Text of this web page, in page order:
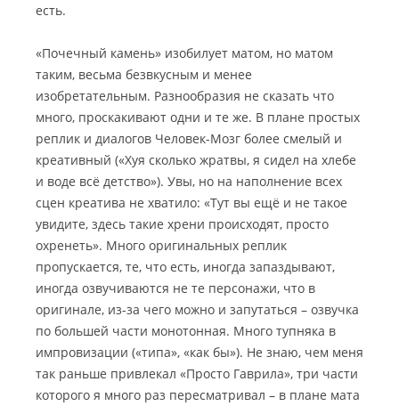
есть.
«Почечный камень» изобилует матом, но матом
таким, весьма безвкусным и менее
изобретательным. Разнообразия не сказать что
много, проскакивают одни и те же. В плане простых
реплик и диалогов Человек-Мозг более смелый и
креативный («Хуя сколько жратвы, я сидел на хлебе
и воде всё детство»). Увы, но на наполнение всех
сцен креатива не хватило: «Тут вы ещё и не такое
увидите, здесь такие хрени происходят, просто
охренеть». Много оригинальных реплик
пропускается, те, что есть, иногда запаздывают,
иногда озвучиваются не те персонажи, что в
оригинале, из-за чего можно и запутаться – озвучка
по большей части монотонная. Много тупняка в
импровизации («типа», «как бы»). Не знаю, чем меня
так раньше привлекал «Просто Гаврила», три части
которого я много раз пересматривал – в плане мата